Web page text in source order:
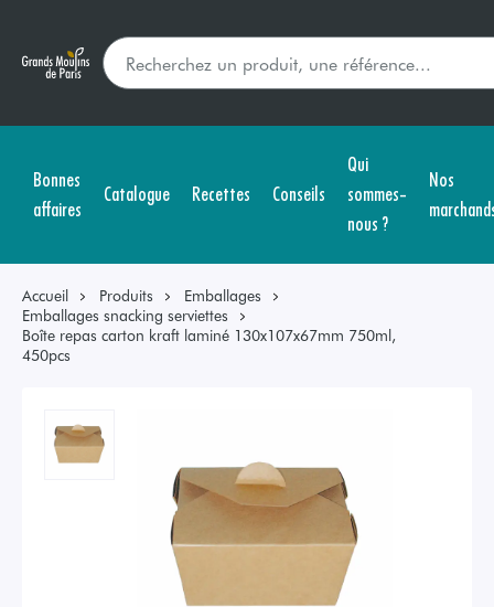
Bonnes
affaires
Catalogue Recettes Conseils
Qui
sommes-
nous ?
Nos
Accueil Produits
Emballages
Emballages snacking serviettes
Boîte repas carton kraft laminé 130x107x67mm 750ml,
450pcs